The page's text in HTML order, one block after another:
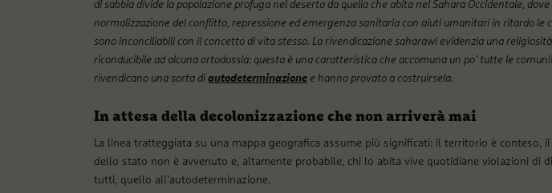
di sabbia divide la popolazione profuga nel deserto da quella che abita nel Sahara Occidentale,
normalizzazione del conflitto, repressione ed emergenza sanitaria con aiuti umanitari in ritardo le
sono inconciliabili con il concetto di vita stesso. La rivendicazione saharawi evidenzia una
riconducibile ad alcuna ortodossia: questa è una caratteristica che accomuna un po’ tutte le
rivendicano una sorta diautodeterminazione e hanno provato a costruirsela.
In attesa della decolonizzazione che non arriverà mai
La linea tratteggiata su una mappa geografica assume più significati: il territorio è conteso,
dello stato non è avvenuto e, altamente probabile, chi lo abita vive quotidiane violazioni di
tutti, quello all’autodeterminazione.